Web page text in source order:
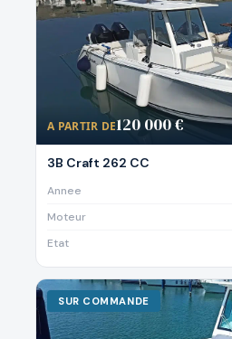
A PARTIR DE120 000 €
3B Craft 262 CC
Annee
Moteur
Etat
SUR COMMANDE